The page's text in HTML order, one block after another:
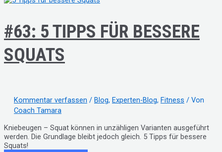
#63: 5 TIPPS FÜR BESSERE
SQUATS
Kommentar verfassen / Blog, Experten-Blog, Fitness / Von
Coach Tamara
Kniebeugen – Squat können in unzähligen Varianten ausgeführt
werden. Die Grundlage bleibt jedoch gleich. 5 Tipps für bessere
Squats!